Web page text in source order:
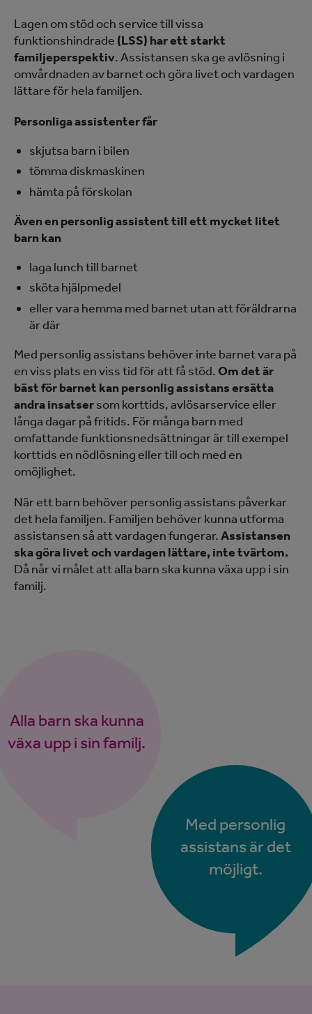
Lagen om stöd och service till vissa
funktionshindrade (LSS) har ett starkt
familjeperspektiv. Assistansen ska ge avlösning i
omvårdnaden av barnet och göra livet och vardagen
lättare för hela familjen.
Personliga assistenter får
skjutsa barn i bilen
tömma diskmaskinen
hämta på förskolan
Även en personlig assistent till ett mycket litet
barn kan
laga lunch till barnet
sköta hjälpmedel
eller vara hemma med barnet utan att föräldrarna
är där
Med personlig assistans behöver inte barnet vara på
en viss plats en viss tid för att få stöd.Om det är
bäst för barnet kan personlig assistans ersätta
andra insatsersom korttids, avlösarservice eller
långa dagar på fritids. För många barn med
omfattande funktionsnedsättningar är till exempel
korttids en nödlösning eller till och med en
omöjlighet.
När ett barn behöver personlig assistans påverkar
det hela familjen. Familjen behöver kunna utforma
assistansen så att vardagen fungerar.Assistansen
ska göra livet och vardagen lättare, inte tvärtom.
Då når vi målet att alla barn ska kunna växa upp i sin
familj.
Alla barn ska kunna
växa upp i sin familj.
Med personlig
assistans är det
möjligt.